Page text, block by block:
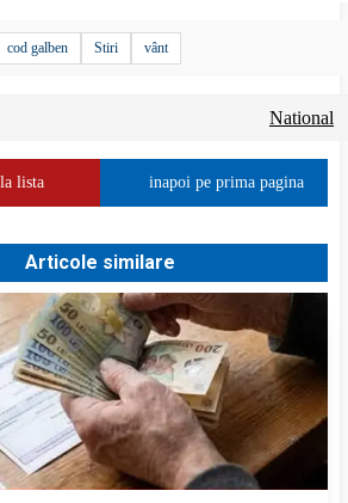
cod galben Stiri vânt
National
lista inapoi pe prima pagina
Articole similare